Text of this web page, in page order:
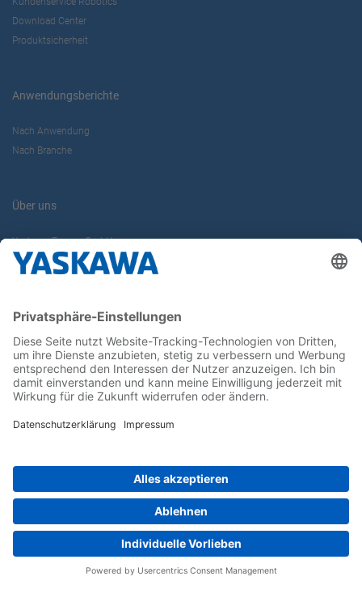
Download Center
Produktsicherheit
Anwendungsberichte
Nach Anwendung
Nach Branche
Über uns
Yaskawa Europe GmbH
Karriere
Newsletter
Follow us on...
Home
Whistleblowing
Yaskawa Europe GmbH